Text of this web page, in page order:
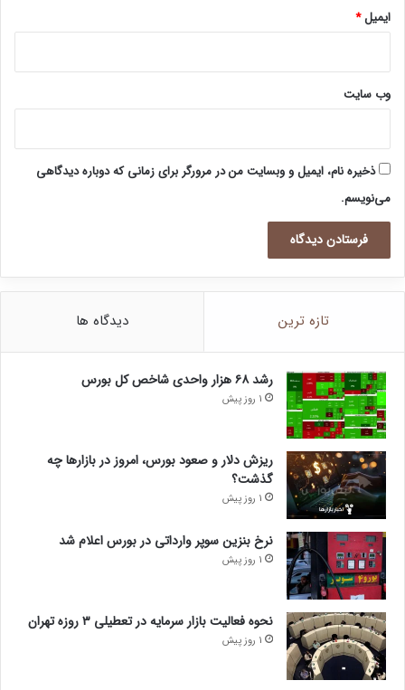
ایمیل*
وب‌ سایت
ذخیره نام، ایمیل و وبسایت من در مرورگر برای زمانی که دوباره دیدگاهی
می‌نویسم.
تازه ترین دیدگاه ها
رشد ۶۸ هزار واحدی شاخص کل بورس
1 روز پیش
ریزش دلار و صعود بورس، امروز در بازارها چه
گذشت؟
1 روز پیش
نرخ بنزین سوپر وارداتی در بورس اعلام شد
1 روز پیش
نحوه فعالیت بازار سرمایه در تعطیلی ۳ روزه تهران
1 روز پیش